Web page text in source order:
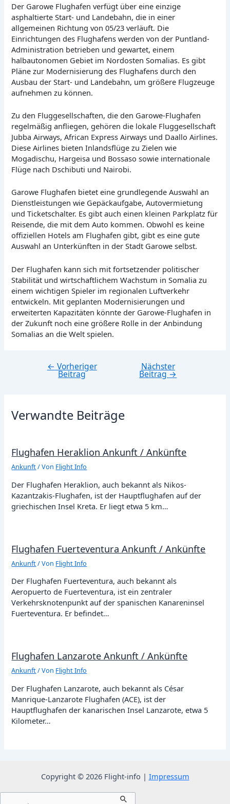
Der Garowe Flughafen verfügt über eine einzige
asphaltierte Start- und Landebahn, die in einer
allgemeinen Richtung von 05/23 verläuft. Die
Einrichtungen des Flughafens werden von der Puntland-
Administration betrieben und gewartet, einem
halbautonomen Gebiet im Nordosten Somalias. Es gibt
Pläne zur Modernisierung des Flughafens durch den
Ausbau der Start- und Landebahn, um größere Flugzeuge
aufnehmen zu können.
Zu den Fluggesellschaften, die den Garowe-Flughafen
regelmäßig anfliegen, gehören die lokale Fluggesellschaft
Jubba Airways, African Express Airways und Daallo Airlines.
Diese Airlines bieten Inlandsflüge zu Zielen wie
Mogadischu, Hargeisa und Bossaso sowie internationale
Flüge nach Dschibuti und Nairobi.
Garowe Flughafen bietet eine grundlegende Auswahl an
Dienstleistungen wie Gepäckaufgabe, Autovermietung
und Ticketschalter. Es gibt auch einen kleinen Parkplatz für
Reisende, die mit dem Auto kommen. Obwohl es keine
offiziellen Hotels am Flughafen gibt, gibt es eine gute
Auswahl an Unterkünften in der Stadt Garowe selbst.
Der Flughafen kann sich mit fortsetzender politischer
Stabilität und wirtschaftlichem Wachstum in Somalia zu
einem wichtigen Spieler im regionalen Luftverkehr
entwickeln. Mit geplanten Modernisierungen und
erweiterten Kapazitäten könnte der Garowe-Flughafen in
der Zukunft noch eine größere Rolle in der Anbindung
Somalias an die Welt spielen.
Beitragsnavigation
← Vorheriger
Beitrag
Nächster
Beitrag→
Verwandte Beiträge
Flughafen Heraklion Ankunft / Ankünfte
Ankunft/ Von Flight Info
Der Flughafen Heraklion, auch bekannt als Nikos-
Kazantzakis-Flughafen, ist der Hauptflughafen auf der
griechischen Insel Kreta. Er liegt etwa 5 km…
Flughafen Fuerteventura Ankunft / Ankünfte
Ankunft/ Von Flight Info
Der Flughafen Fuerteventura, auch bekannt als
Aeropuerto de Fuerteventura, ist ein zentraler
Verkehrsknotenpunkt auf der spanischen Kanareninsel
Fuerteventura. Er befindet…
Flughafen Lanzarote Ankunft / Ankünfte
Ankunft/ Von Flight Info
Der Flughafen Lanzarote, auch bekannt als César
Manrique-Lanzarote Flughafen (ACE), ist der
Hauptflughafen der kanarischen Insel Lanzarote, etwa 5
Kilometer…
Copyright © 2026 Flight-info | Impressum